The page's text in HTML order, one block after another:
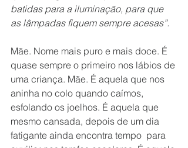
batidas para a iluminação, para que
as lâmpadas fiquem sempre acesas”.
Mãe. Nome mais puro e mais doce. É
quase sempre o primeiro nos lábios de
uma criança. Mãe. É aquela que nos
aninha no colo quando caímos,
esfolando os joelhos. É aquela que
mesmo cansada, depois de um dia
fatigante ainda encontra tempo  para